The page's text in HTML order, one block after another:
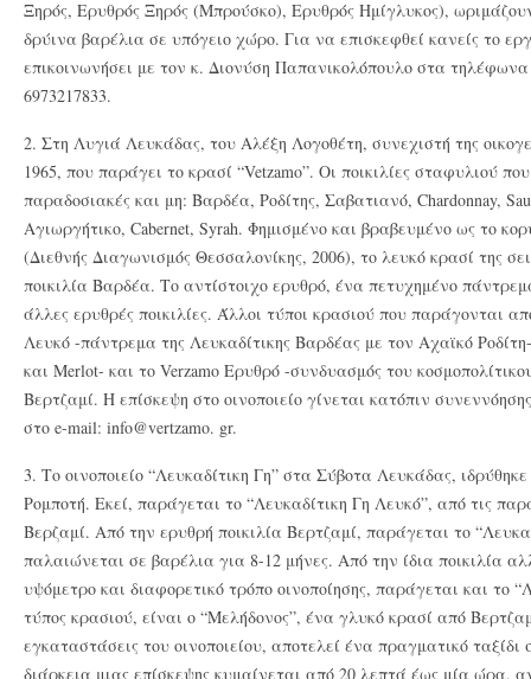
Ξηρός, Ερυθρός Ξηρός (Μπρούσκο), Ερυθρός Ημίγλυκος),
δρύινα βαρέλια σε υπόγειο χώρο. Για να επισκεφθεί κανείς το
επικοινωνήσει με τον κ. Διονύση Παπανικολόπουλο στα
6973217833.
2. Στη Λυγιά Λευκάδας, του Αλέξη Λογοθέτη, συνεχιστή της
1965, που παράγει το κρασί “Vetzamo”. Οι ποικιλίες σταφυλιού
παραδοσιακές και μη: Βαρδέα, Ροδίτης, Σαβατιανό, Chardonnay,
Αγιωργήτικο, Cabernet, Syrah. Φημισμένο και βραβευμένο ως το
(Διεθνής Διαγωνισμός Θεσσαλονίκης, 2006), το λευκό κρασί της
ποικιλία Bαρδέα. Το αντίστοιχο ερυθρό, ένα πετυχημένο
άλλες ερυθρές ποικιλίες. Άλλοι τύποι κρασιού που παράγονται
Λευκό -πάντρεμα της Λευκαδίτικης Βαρδέας με τον Αχαϊκό
και Merlot- και το Verzamo Ερυθρό -συνδυασμός του
Βερτζαμί. Η επίσκεψη στο οινοποιείο γίνεται κατόπιν
στο e-mail: info@vertzamo. gr.
3. Το οινοποιείο “Λευκαδίτικη Γη” στα Σύβοτα Λευκάδας,
Ρομποτή. Εκεί, παράγεται το “Λευκαδίτικη Γη Λευκό”, από τις
Βερζαμί. Από την ερυθρή ποικιλία Βερτζαμί, παράγεται το
παλαιώνεται σε βαρέλια για 8-12 μήνες. Από την ίδια ποικιλία
υψόμετρο και διαφορετικό τρόπο οινοποίησης, παράγεται και το
τύπος κρασιού, είναι ο “Μελήδονος”, ένα γλυκό κρασί από
εγκαταστάσεις του οινοποιείου, αποτελεί ένα πραγματικό
διάρκεια μιας επίσκεψης κυμαίνεται από 20 λεπτά έως μία ώρα,